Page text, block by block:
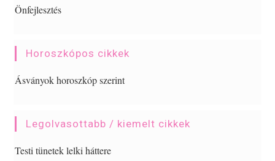
Önfejlesztés
Horoszkópos cikkek
Ásványok horoszkóp szerint
Legolvasottabb / kiemelt cikkek
Testi tünetek lelki háttere